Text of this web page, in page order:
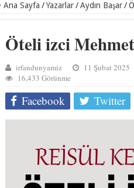
Ana Sayfa / Yazarlar / Aydın Başar /
Öteli izci
irfandunyamiz 11 Şubat 2025
16,433 Görünme
Facebook Twitter